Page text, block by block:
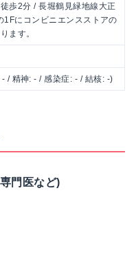
歩2分 / 長堀鶴見緑地線大正
1Fにコンビニエンスストアの
ます。
/ 精神: - / 感染症: - / 結核: -)
門医など)